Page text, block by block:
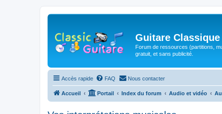
Guitare Classique
Forum de ressources (partitions,
gratuit, et sans publicité.
Accès rapide FAQ Nous contacter
Accueil Portail Index du forum Audio et vidéo